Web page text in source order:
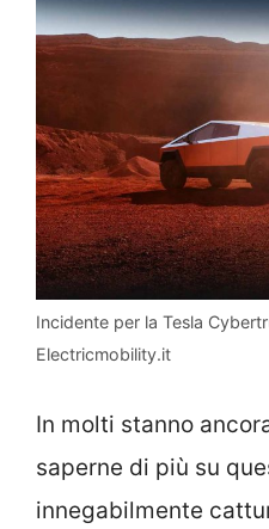
Incidente per la Tesla
Electricmobility.it
In molti stanno
saperne di più su
innegabilmente